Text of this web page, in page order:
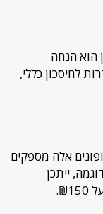
הוא הנחה
אלה נהדרות לחיסכון כללי,
אלה מספקים
ייתכן